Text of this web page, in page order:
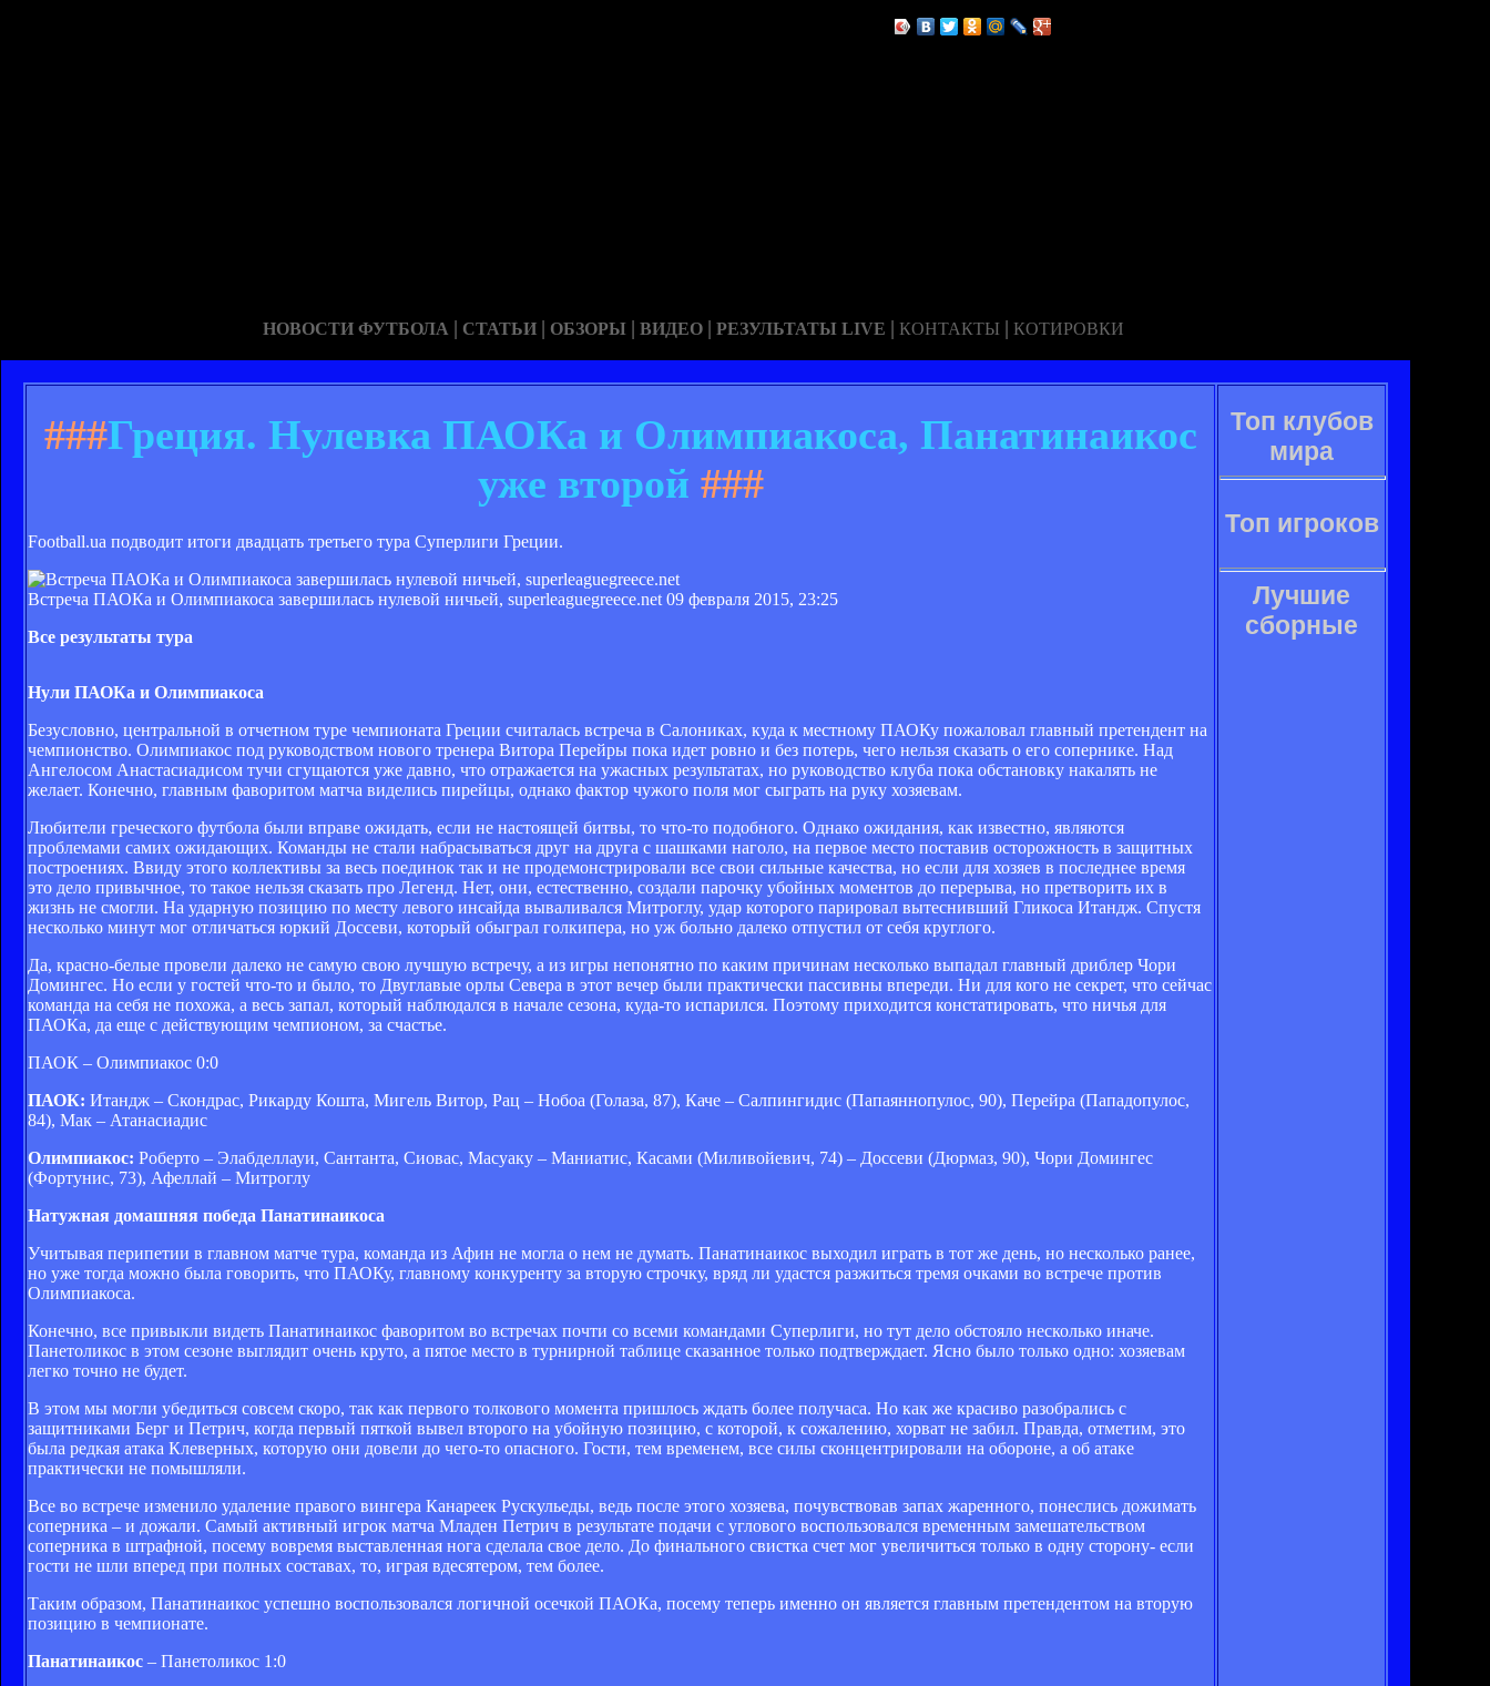
НОВОСТИ ФУТБОЛА | СТАТЬИ | ОБЗОРЫ | ВИДЕО | РЕЗУЛЬТАТЫ LIVE | КОНТАКТЫ | КОТИРОВКИ
###Греция. Нулевка ПАОКа и Олимпиакоса, Панатинаикос
уже второй ###
Football.ua подводит итоги двадцать третьего тура Суперлиги Греции.
Встреча ПАОКа и Олимпиакоса завершилась нулевой ничьей, superleaguegreece.net 09 февраля 2015, 23:25
Все результаты тура
Нули ПАОКа и Олимпиакоса
Безусловно, центральной в отчетном туре чемпионата Греции считалась встреча в Салониках, куда к местному ПАОКу пожаловал главный претендент на
чемпионство. Олимпиакос под руководством нового тренера Витора Перейры пока идет ровно и без потерь, чего нельзя сказать о его сопернике. Над
Ангелосом Анастасиадисом тучи сгущаются уже давно, что отражается на ужасных результатах, но руководство клуба пока обстановку накалять не
желает. Конечно, главным фаворитом матча виделись пирейцы, однако фактор чужого поля мог сыграть на руку хозяевам.
Любители греческого футбола были вправе ожидать, если не настоящей битвы, то что-то подобного. Однако ожидания, как известно, являются
проблемами самих ожидающих. Команды не стали набрасываться друг на друга с шашками наголо, на первое место поставив осторожность в защитных
построениях. Ввиду этого коллективы за весь поединок так и не продемонстрировали все свои сильные качества, но если для хозяев в последнее время
это дело привычное, то такое нельзя сказать про Легенд. Нет, они, естественно, создали парочку убойных моментов до перерыва, но претворить их в
жизнь не смогли. На ударную позицию по месту левого инсайда вываливался Митроглу, удар которого парировал вытеснивший Гликоса Итандж. Спустя
несколько минут мог отличаться юркий Доссеви, который обыграл голкипера, но уж больно далеко отпустил от себя круглого.
Да, красно-белые провели далеко не самую свою лучшую встречу, а из игры непонятно по каким причинам несколько выпадал главный дриблер Чори
Домингес. Но если у гостей что-то и было, то Двуглавые орлы Севера в этот вечер были практически пассивны впереди. Ни для кого не секрет, что сейчас
команда на себя не похожа, а весь запал, который наблюдался в начале сезона, куда-то испарился. Поэтому приходится констатировать, что ничья для
ПАОКа, да еще с действующим чемпионом, за счастье.
ПАОК – Олимпиакос 0:0
ПАОК: Итандж – Скондрас, Рикарду Кошта, Мигель Витор, Рац – Нобоа (Голаза, 87), Каче – Салпингидис (Папаяннопулос, 90), Перейра (Пападопулос,
84), Мак – Атанасиадис
Олимпиакос: Роберто – Элабделлауи, Сантанта, Сиовас, Масуаку – Маниатис, Касами (Миливойевич, 74) – Доссеви (Дюрмаз, 90), Чори Домингес
(Фортунис, 73), Афеллай – Митроглу
Натужная домашняя победа Панатинаикоса
Учитывая перипетии в главном матче тура, команда из Афин не могла о нем не думать. Панатинаикос выходил играть в тот же день, но несколько ранее,
но уже тогда можно была говорить, что ПАОКу, главному конкуренту за вторую строчку, вряд ли удастся разжиться тремя очками во встрече против
Олимпиакоса.
Конечно, все привыкли видеть Панатинаикос фаворитом во встречах почти со всеми командами Суперлиги, но тут дело обстояло несколько иначе.
Панетоликос в этом сезоне выглядит очень круто, а пятое место в турнирной таблице сказанное только подтверждает. Ясно было только одно: хозяевам
легко точно не будет.
В этом мы могли убедиться совсем скоро, так как первого толкового момента пришлось ждать более получаса. Но как же красиво разобрались с
защитниками Берг и Петрич, когда первый пяткой вывел второго на убойную позицию, с которой, к сожалению, хорват не забил. Правда, отметим, это
была редкая атака Клеверных, которую они довели до чего-то опасного. Гости, тем временем, все силы сконцентрировали на обороне, а об атаке
практически не помышляли.
Все во встрече изменило удаление правого вингера Канареек Рускульеды, ведь после этого хозяева, почувствовав запах жаренного, понеслись дожимать
соперника – и дожали. Самый активный игрок матча Младен Петрич в результате подачи с углового воспользовался временным замешательством
соперника в штрафной, посему вовремя выставленная нога сделала свое дело. До финального свистка счет мог увеличиться только в одну сторону- если
гости не шли вперед при полных составах, то, играя вдесятером, тем более.
Таким образом, Панатинаикос успешно воспользовался логичной осечкой ПАОКа, посему теперь именно он является главным претендентом на вторую
позицию в чемпионате.
Панатинаикос – Панетоликос 1:0
Топ клубов
мира
Топ игроков
Лучшие
сборные